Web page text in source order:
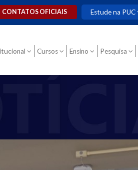
CONTATOS OFICIAIS Estude na PUC
Cursos Ensino Pesquisa